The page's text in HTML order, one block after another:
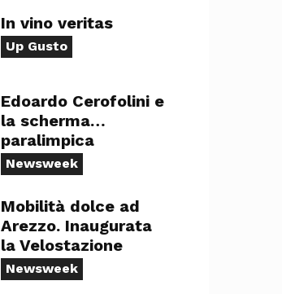
In vino veritas
Up Gusto
Edoardo Cerofolini e
la scherma…
paralimpica
Newsweek
Mobilità dolce ad
Arezzo. Inaugurata
la Velostazione
Newsweek